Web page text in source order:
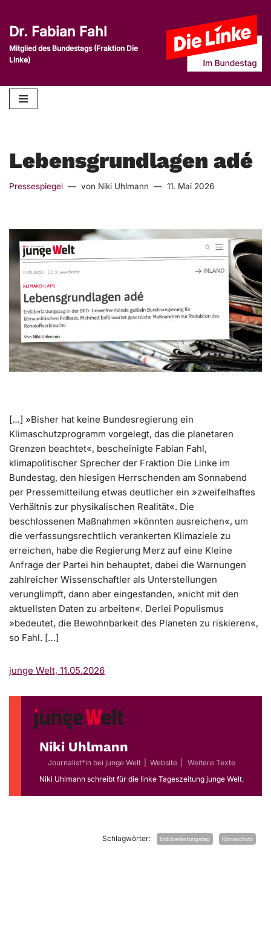
Zum
Inhalt
springen
Dr. Fabian Fahl
Mitglied des Bundestags (Fraktion Die
Linke)
Lebensgrundlagen adé
Pressespiegel von Niki Uhlmann 11. Mai 2026
[…] »Bisher hat keine Bundesregierung ein
Klimaschutzprogramm vorgelegt, das die planetaren
Grenzen beachtet«, bescheinigte Fabian Fahl,
klimapolitischer Sprecher der Fraktion Die Linke im
Bundestag, den hiesigen Herrschenden am Sonnabend
per Pressemitteilung etwas deutlicher ein »zweifelhaftes
Verhältnis zur physikalischen Realität«. Die
beschlossenen Maßnahmen »könnten ausreichen«, um
die verfassungsrechtlich verankerten Klimaziele zu
erreichen, habe die Regierung Merz auf eine Kleine
Anfrage der Partei hin behauptet, dabei die Warnungen
zahlreicher Wissenschaftler als Unterstellungen
verunglimpft, dann aber eingestanden, »nicht mit den
aktuellsten Daten zu arbeiten«. Derlei Populismus
»bedeutet, die Bewohnbarkeit des Planeten zu riskieren«,
so Fahl. […]
junge Welt, 11.05.2026
Niki Uhlmann
Journalist*in bei junge Welt Website
Weitere Texte
Niki Uhlmann schreibt für die linke Tageszeitung junge Welt.
Schlagwörter: Erdüberlastungstag Klimaschutz